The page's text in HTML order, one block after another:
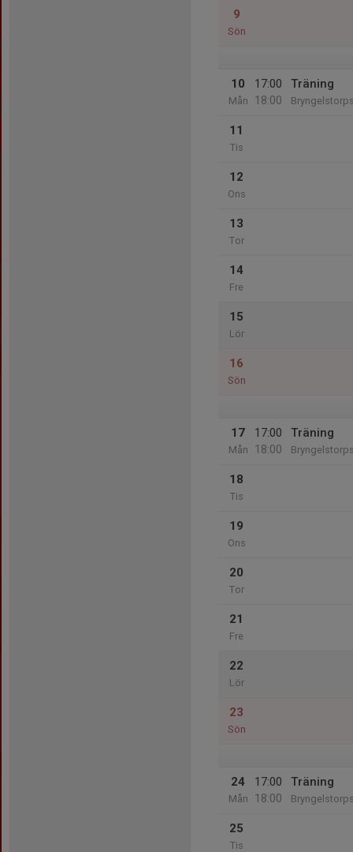
9
Sön
10
Mån
17:00
18:00
Träning
11
Tis
12
Ons
13
Tor
14
Fre
15
Lör
16
Sön
17
Mån
17:00
18:00
Träning
18
Tis
19
Ons
20
Tor
21
Fre
22
Lör
23
Sön
24
Mån
17:00
18:00
Träning
25
Tis